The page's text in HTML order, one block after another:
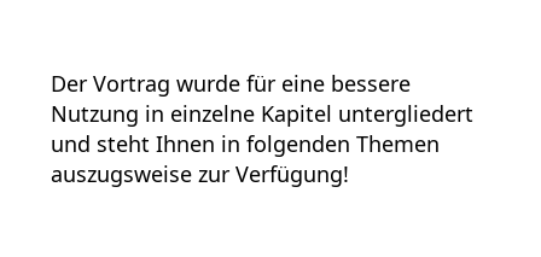
Der Vortrag wurde für eine bessere
Nutzung in einzelne Kapitel untergliedert
und steht Ihnen in folgenden Themen
auszugsweise zur Verfügung!